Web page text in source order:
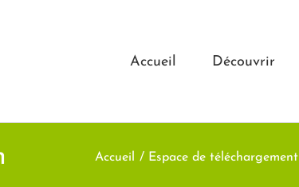
Accueil Découvrir
Accueil Espace de téléchargement